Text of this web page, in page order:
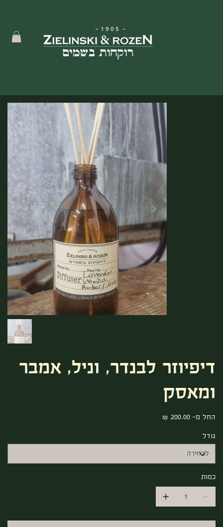
- 1905 -
דיפיוזר לבנדר, וניל, אמבר
ומאסק
החל מ- מחיר
גודל
כמות